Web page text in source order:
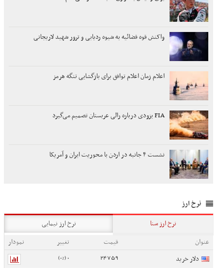
واکنش قوه قضائیه به شیوه ردیابی و ترور شهید لاریجانی
اعلام زمان اعلام توافق برای بازگشایی تنگه هرمز
FIA یزودی درباره رالی عربستان تصمیم می‌گیرد
نشست ۴ جانبه در اردن با محوریت ایران و آمریکا
نرخ ارز
نرخ ارز سنا
نرخ ارز نیمایی
عنوان
قیمت تغییر
نمودار
دلار خرید
24759
0 (0%)